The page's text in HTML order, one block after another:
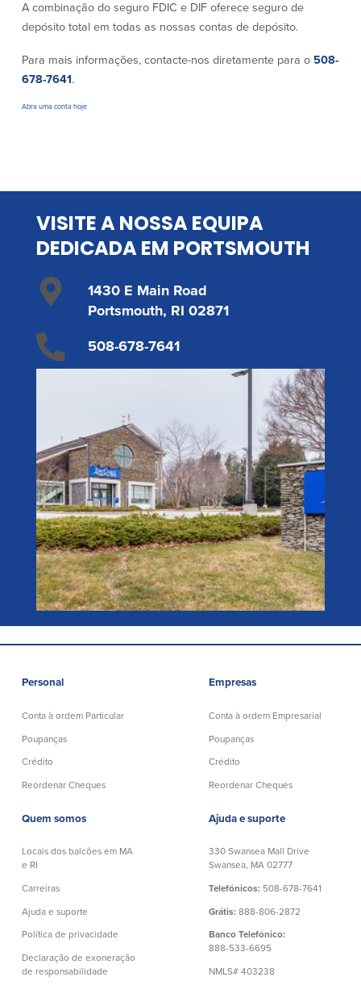
BayCoast Mortgage
BayCoast Insurance
Abrir Conta Online
Localizações
Procurar
Português
English
cliente para a segurança da Internet
em casa
Comunidade
Donativos e patrocínios
Diretrizes de doação
Plimoth Investment
A combinação do seguro FDIC e DIF oferece seguro de
depósito total em todas as nossas contas de depósito.
Para mais informações, contacte-nos diretamente para o 508-
678-7641.
Abra uma conta hoje
VISITE A NOSSA EQUIPA
DEDICADA EM PORTSMOUTH
1430 E Main Road
Portsmouth, RI 02871
508-678-7641
CONSULTE O HORÁRIO DE EXPEDIENTE
VER TODAS AS LOCALIZAÇÕES
Personal
Conta à ordem Particular
Poupanças
Crédito
Reordenar Cheques
Empresas
Conta à ordem Empresarial
Poupanças
Crédito
Reordenar Cheques
Quem somos
Locais dos balcões em MA
e RI
Carreiras
Ajuda e suporte
Política de privacidade
Declaração de exoneração
de responsabilidade
Ajuda e suporte
330 Swansea Mall Drive
Swansea, MA 02777
Telefónicos: 508-678-7641
Grátis: 888-806-2872
Banco Telefónico:
888-533-6695
NMLS# 403238